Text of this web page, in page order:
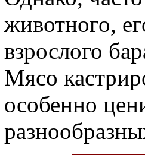
животного,
взрослого
Мясо
особенно